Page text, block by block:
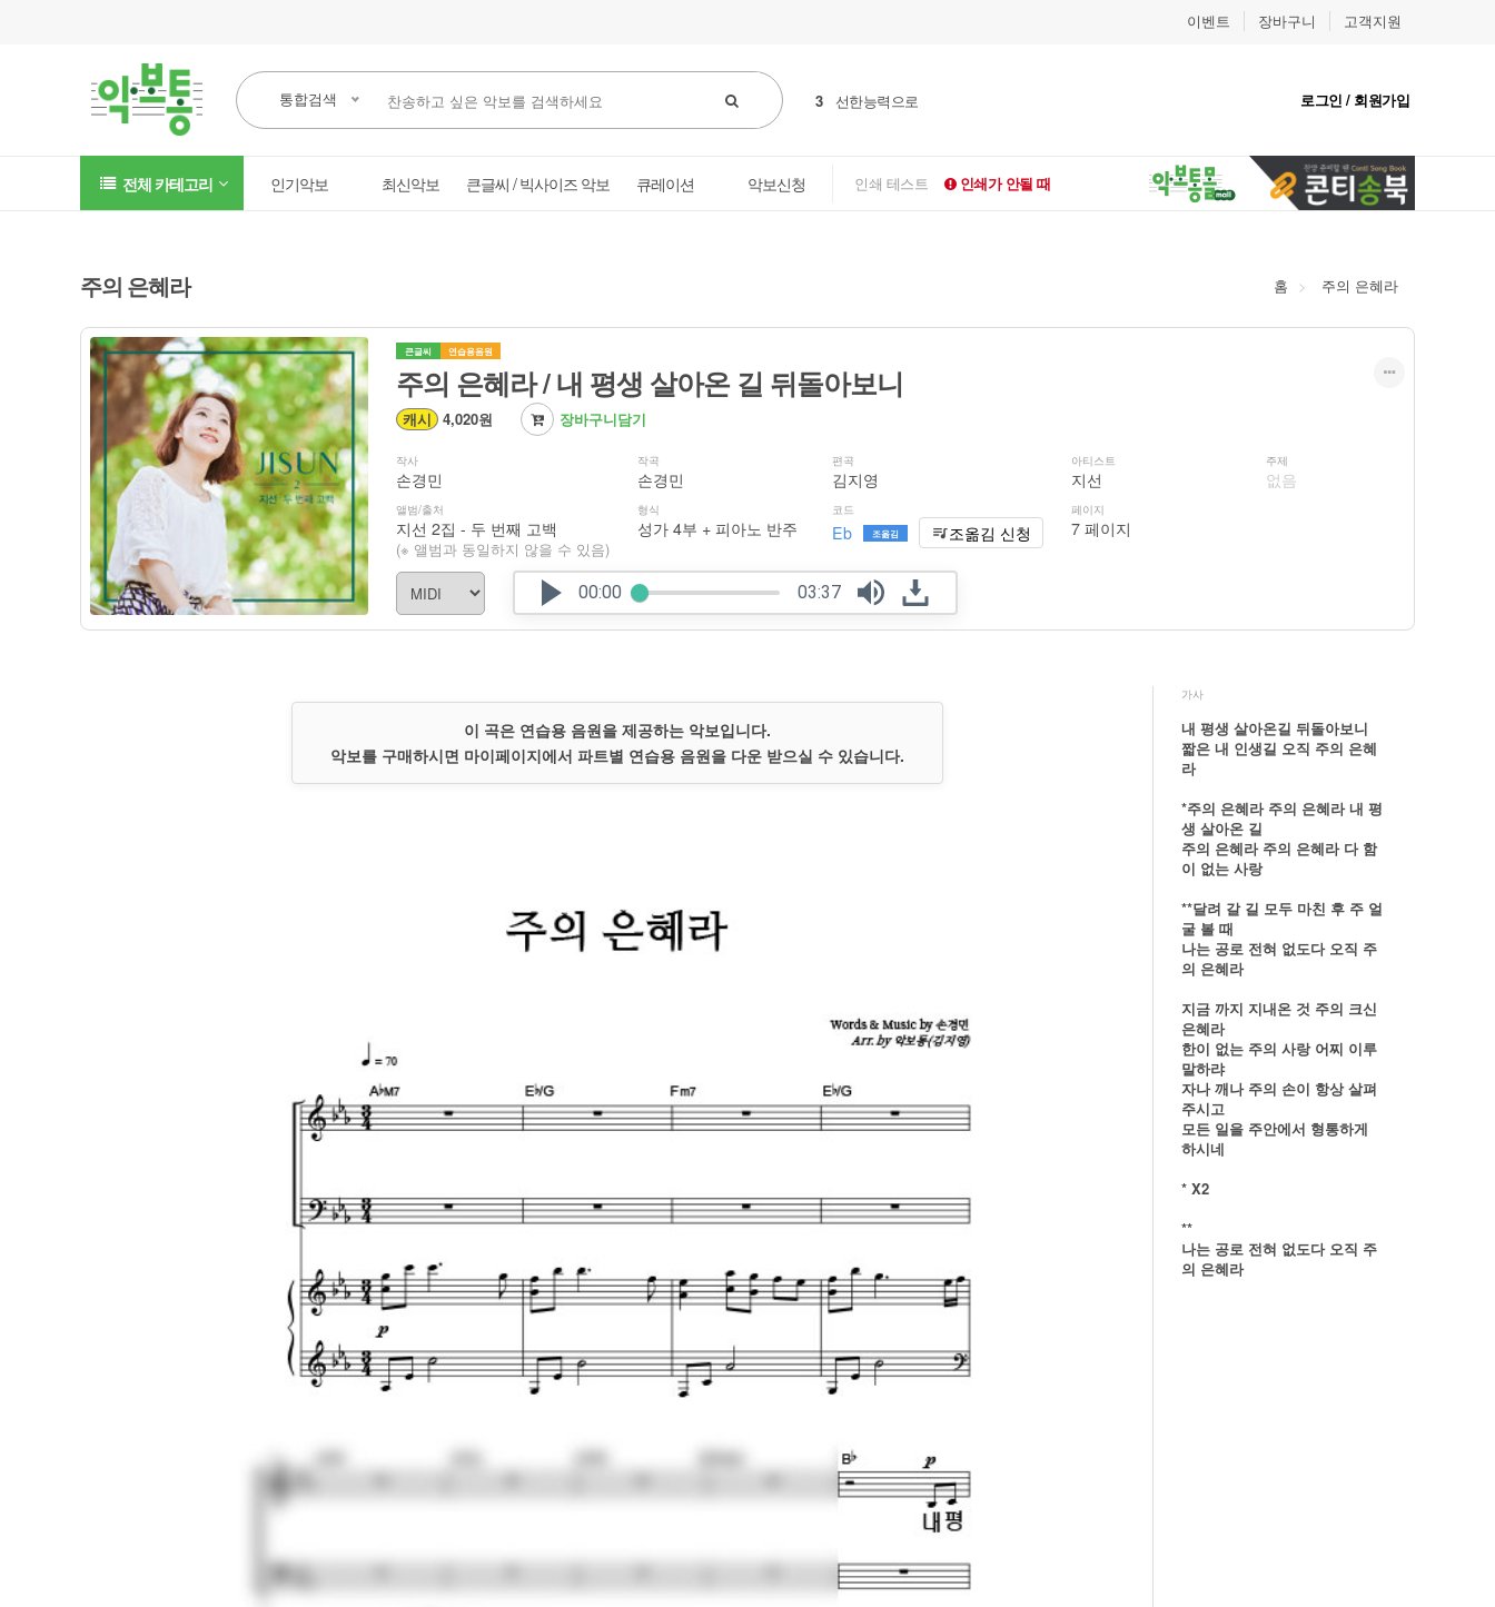
이벤트 장바구니 고객지원
통합검색 3 선한능력으로 로그인 / 회원가입
전체 카테고리 인기악보 최신악보 큰글씨 / 빅사이즈 악보 큐레이션 악보신청 인쇄 테스트 인쇄가 안될 때
주의 은혜라 홈 주의 은혜라
큰글씨 연습용음원
주의 은혜라 / 내 평생 살아온 길 뒤돌아보니
캐시 4,020원 장바구니담기
작사
손경민
앨범/출처
지선 2집 - 두 번째 고백
(※ 앨범과 동일하지 않을 수 있음)
작곡
손경민
형식
성가 4부 + 피아노 반주
편곡
김지영
코드
Eb 조옮김 조옮김 신청
아티스트
지선
페이지
7 페이지
주제
없음
00:00 03:37
이 곡은 연습용 음원을 제공하는 악보입니다.
악보를 구매하시면 마이페이지에서 파트별 연습용 음원을 다운 받으실 수 있습니다.
가사
내 평생 살아온길 뒤돌아보니
짧은 내 인생길 오직 주의 은혜
라
*주의 은혜라 주의 은혜라 내 평
생 살아온 길
주의 은혜라 주의 은혜라 다 함
이 없는 사랑
**달려 갈 길 모두 마친 후 주 얼
굴 볼 때
나는 공로 전혀 없도다 오직 주
의 은혜라
지금 까지 지내온 것 주의 크신
은혜라
한이 없는 주의 사랑 어찌 이루
말하랴
자나 깨나 주의 손이 항상 살펴
주시고
모든 일을 주안에서 형통하게
하시네
* X2
**
나는 공로 전혀 없도다 오직 주
의 은혜라